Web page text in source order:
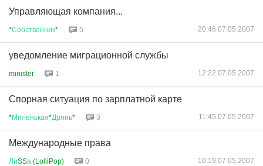
Управляющая компания...
*Собственник* 5 20:46 07.05.2007
уведомление миграционной службы
minister 1 12:22 07.05.2007
Спорная ситуация по зарплатной карте
*Миленькая*Дрянь* 3 11:45 07.05.2007
Международные права
ЛиSSа (LolliPop) 0 10:19 07.05.2007